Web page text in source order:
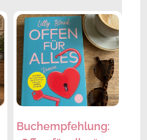
Buchempfehlung: